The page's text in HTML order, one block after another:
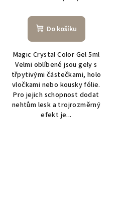
Do košíku
Magic Crystal Color Gel 5ml
Velmi oblíbené jsou gely s
třpytivými částečkami, holo
vločkami nebo kousky fólie.
Pro jejich schopnost dodat
nehtům lesk a trojrozměrný
efekt je...